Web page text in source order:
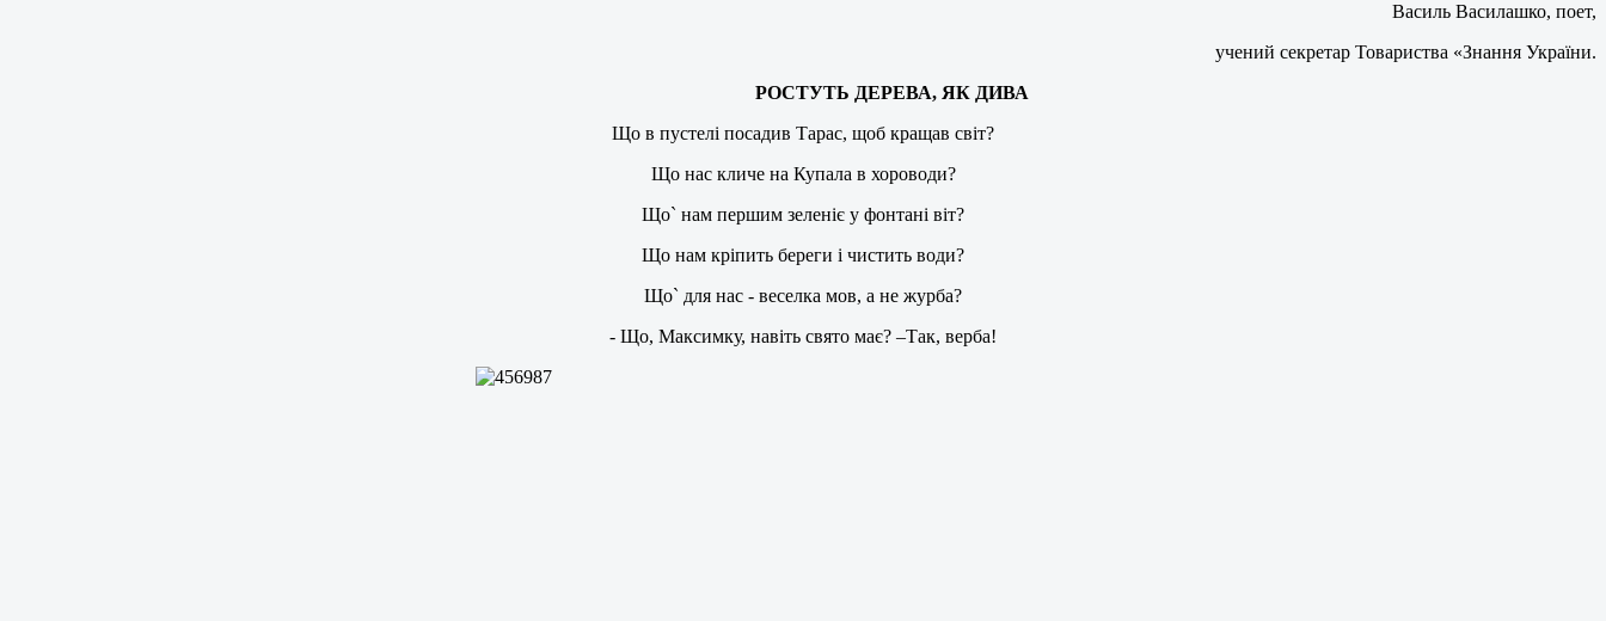
Василь Василашко, поет,
учений секретар Товариства «Знання України.
РОСТУТЬ ДЕРЕВА, ЯК ДИВА
Що в пустелі посадив Тарас, щоб кращав світ?
Що нас кличе на Купала в хороводи?
Що` нам першим зеленіє у фонтані віт?
Що нам кріпить береги і чистить води?
Що` для нас - веселка мов, а не журба?
- Що, Максимку, навіть свято має? –Так, верба!